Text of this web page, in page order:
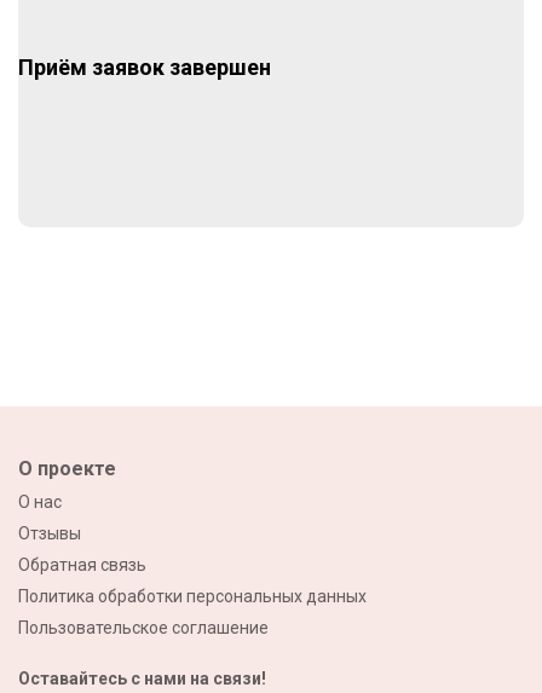
Приём заявок завершен
О проекте
О нас
Отзывы
Обратная связь
Политика обработки персональных данных
Пользовательское соглашение
Оставайтесь с нами на связи!